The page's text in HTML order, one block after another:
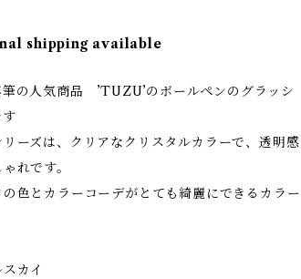
shipping available
筆の人気商品 ’TUZU’のボールペンのグラッシ
リーズは、クリアなクリスタルカラーで、透明感
れです。
の色とカラーコーデがとても綺麗にできるカラー
カイ